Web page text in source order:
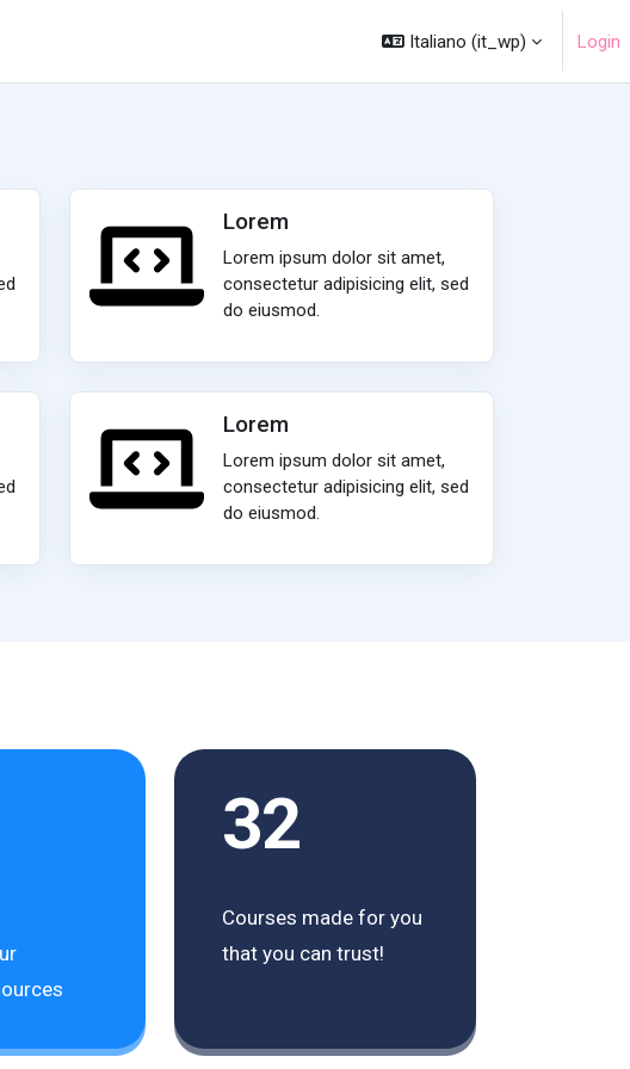
Italiano ‎(it_wp)‎ Login
Lorem
Lorem ipsum dolor sit amet,
consectetur adipisicing elit, sed
do eiusmod.
Lorem
Lorem ipsum dolor sit amet,
consectetur adipisicing elit, sed
do eiusmod.
32
Courses made for you
that you can trust!